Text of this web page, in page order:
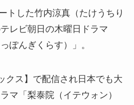
トした竹内涼真（たけうちり
レビ朝日の木曜日ドラマ
ぽんぎくらす）」。
クス】で配信され日本でも大
マ「梨泰院（イテウォン）